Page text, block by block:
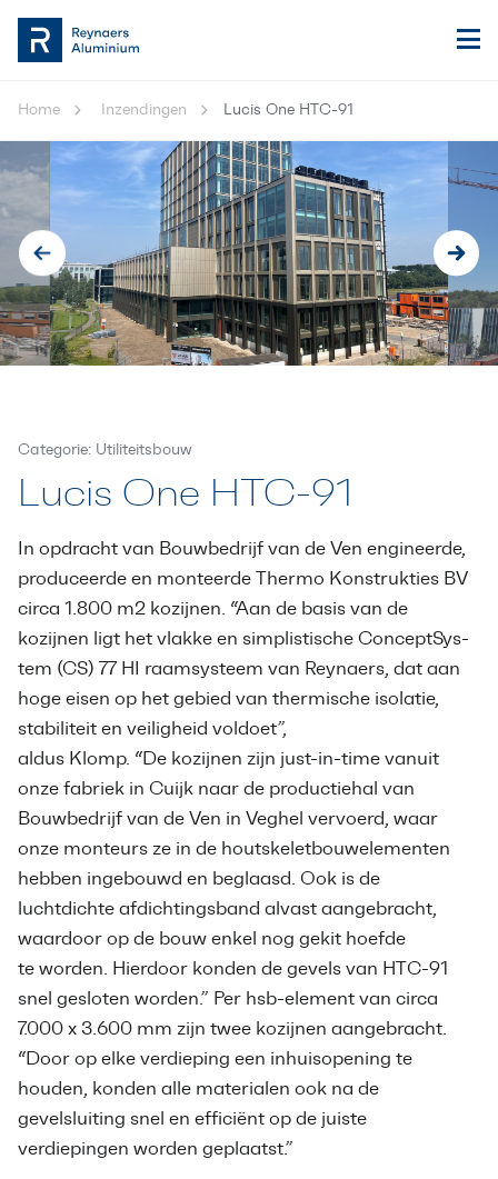
Home Inzendingen Lucis One HTC-91
Categorie: Utiliteitsbouw
Lucis One HTC-91
In opdracht van Bouwbedrijf van de Ven engineerde,
produceerde en monteerde Thermo Konstrukties BV
circa 1.800 m2 kozijnen. “Aan de basis van de
kozijnen ligt het vlakke en simplistische ConceptSys-
tem (CS) 77 HI raamsysteem van Reynaers, dat aan
hoge eisen op het gebied van thermische isolatie,
stabiliteit en veiligheid voldoet”,
aldus Klomp. “De kozijnen zijn just-in-time vanuit
onze fabriek in Cuijk naar de productiehal van
Bouwbedrijf van de Ven in Veghel vervoerd, waar
onze monteurs ze in de houtskeletbouwelementen
hebben ingebouwd en beglaasd. Ook is de
luchtdichte afdichtingsband alvast aangebracht,
waardoor op de bouw enkel nog gekit hoefde
te worden. Hierdoor konden de gevels van HTC-91
snel gesloten worden.” Per hsb-element van circa
7.000 x 3.600 mm zijn twee kozijnen aangebracht.
“Door op elke verdieping een inhuisopening te
houden, konden alle materialen ook na de
gevelsluiting snel en efficiënt op de juiste
verdiepingen worden geplaatst.”